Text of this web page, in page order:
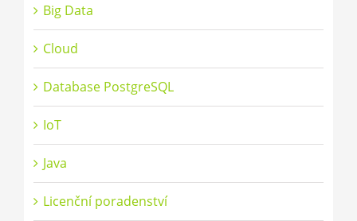
Big Data
Cloud
Database PostgreSQL
IoT
Java
Licenční poradenství